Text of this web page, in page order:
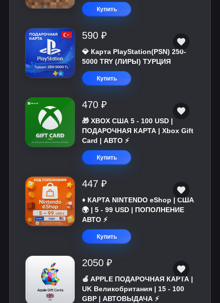
Купить
590 ₽
💎 Карта PlayStation(PSN) 250-
5000 TRY (ЛИРЫ) ТУРЦИЯ
Купить
470 ₽
🎁 XBOX США 5 - 100 USD |
ПОДАРОЧНАЯ КАРТА | Xbox Gift
Card | АВТО ⚡
Купить
447 ₽
♦️ КАРТА NINTENDO eShop | США
🌍 | 5 - 99 USD | ПОПОЛНЕНИЕ
АВТО ⚡
Купить
2050 ₽
🍎 APPLE ПОДАРОЧНАЯ КАРТА |
UK Великобритания | 15 - 100
GBP | АВТОВЫДАЧА ⚡️